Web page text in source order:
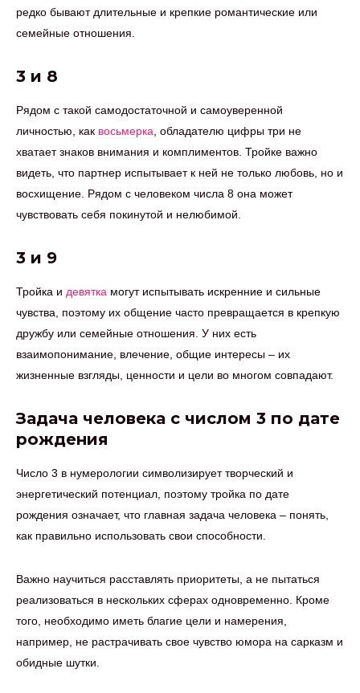
редко бывают длительные и крепкие романтические или
семейные отношения.
3 и 8
Рядом с такой самодостаточной и самоуверенной
личностью, как восьмерка , обладателю цифры три не
хватает знаков внимания и комплиментов. Тройке важно
видеть, что партнер испытывает к ней не только любовь, но и
восхищение. Рядом с человеком числа 8 она может
чувствовать себя покинутой и нелюбимой.
3 и 9
Тройка и девятка могут испытывать искренние и сильные
чувства, поэтому их общение часто превращается в крепкую
дружбу или семейные отношения. У них есть
взаимопонимание, влечение, общие интересы – их
жизненные взгляды, ценности и цели во многом совпадают.
Задача человека с числом 3 по дате
рождения
Число 3 в нумерологии символизирует творческий и
энергетический потенциал, поэтому тройка по дате
рождения означает, что главная задача человека – понять,
как правильно использовать свои способности.
Важно научиться расставлять приоритеты, а не пытаться
реализоваться в нескольких сферах одновременно. Кроме
того, необходимо иметь благие цели и намерения,
например, не растрачивать свое чувство юмора на сарказм и
обидные шутки.